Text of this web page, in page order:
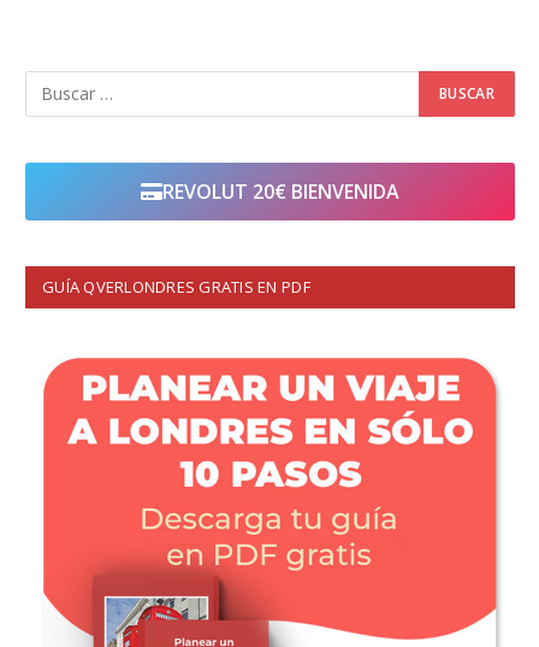
REVOLUT 20€ BIENVENIDA
GUÍA QVERLONDRES GRATIS EN PDF